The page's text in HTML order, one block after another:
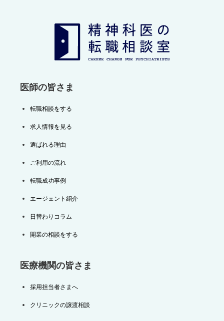
医師の皆さま
転職相談をする
求人情報を見る
選ばれる理由
ご利用の流れ
転職成功事例
エージェント紹介
日替わりコラム
開業の相談をする
医療機関の皆さま
採用担当者さまへ
クリニックの譲渡相談